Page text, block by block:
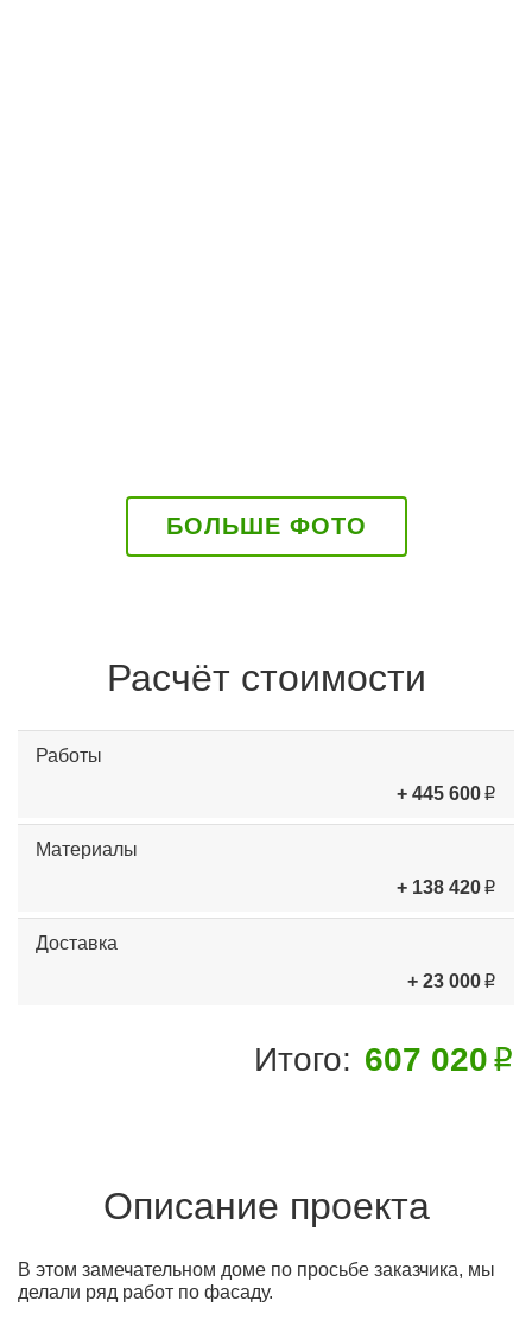
БОЛЬШЕ ФОТО
Расчёт стоимости
Работы
+ 445 600
Материалы
+ 138 420
Доставка
+ 23 000
Итого: 607 020
Описание проекта
В этом замечательном доме по просьбе заказчика, мы
делали ряд работ по фасаду.